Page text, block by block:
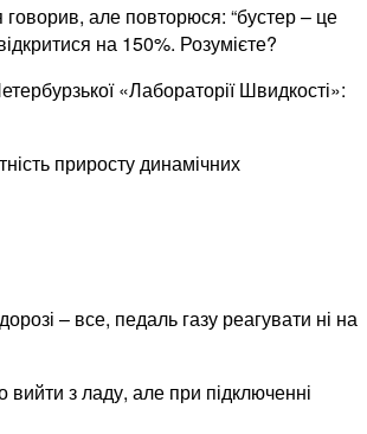
але повторюся: “бустер – це
на 150%. Розумієте?
«Лабораторії Швидкості»:
приросту динамічних
– все, педаль газу реагувати ні на
з ладу, але при підключенні